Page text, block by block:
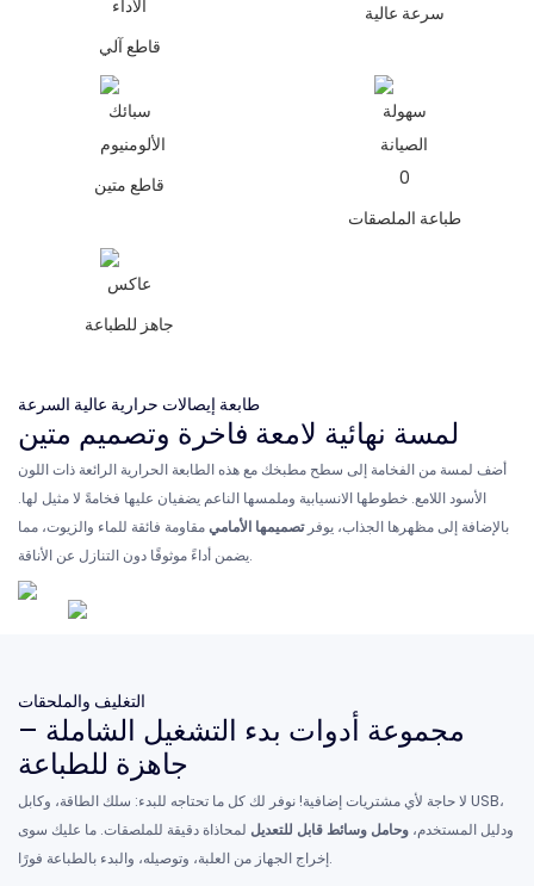
قاطع آلي
سرعة عالية
قاطع متين
طباعة الملصقات
جاهز للطباعة
طابعة إيصالات حرارية عالية السرعة
لمسة نهائية لامعة فاخرة وتصميم متين
أضف لمسة من الفخامة إلى سطح مطبخك مع هذه الطابعة الحرارية الرائعة ذات اللون
الأسود اللامع. خطوطها الانسيابية وملمسها الناعم يضفيان عليها فخامةً لا مثيل لها.
بالإضافة إلى مظهرها الجذاب، يوفرتصميمها الأماميمقاومة فائقة للماء والزيوت، مما
يضمن أداءً موثوقًا دون التنازل عن الأناقة.
التغليف والملحقات
مجموعة أدوات بدء التشغيل الشاملة –
جاهزة للطباعة
لا حاجة لأي مشتريات إضافية! نوفر لك كل ما تحتاجه للبدء: سلك الطاقة، وكابل USB،
ودليل المستخدم، وحامل وسائط قابل للتعديل لمحاذاة دقيقة للملصقات. ما عليك سوى
إخراج الجهاز من العلبة، وتوصيله، والبدء بالطباعة فورًا.